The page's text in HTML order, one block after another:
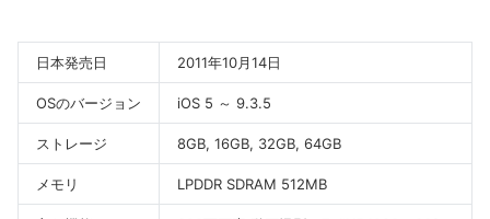
日本発売日 2011年10月14日
OSのバージョン iOS 5 ～ 9.3.5
ストレージ 8GB, 16GB, 32GB, 64GB
メモリ LPDDR SDRAM 512MB